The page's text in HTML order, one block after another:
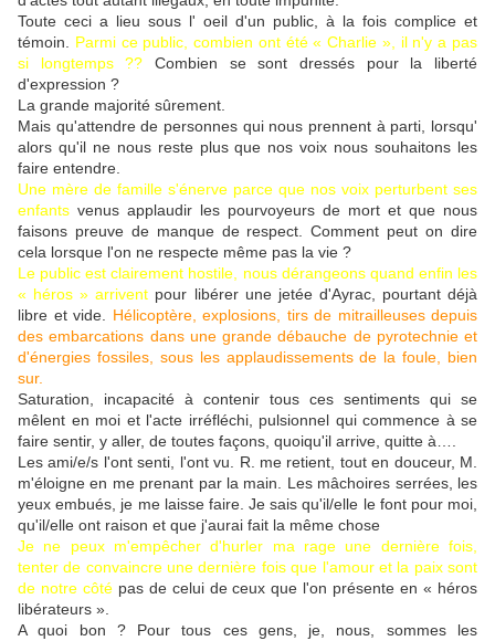
Toute ceci a lieu sous l' oeil d'un public, à la fois complice et
témoin. Parmi ce public, combien ont été « Charlie », il n'y a pas
si longtemps ?? Combien se sont dressés pour la liberté
d'expression ?
La grande majorité sûrement.
Mais qu'attendre de personnes qui nous prennent à parti, lorsqu'
alors qu'il ne nous reste plus que nos voix nous souhaitons les
faire entendre.
Une mère de famille s'énerve parce que nos voix perturbent ses
enfants venus applaudir les pourvoyeurs de mort et que nous
faisons preuve de manque de respect. Comment peut on dire
cela lorsque l'on ne respecte même pas la vie ?
Le public est clairement hostile, nous dérangeons quand enfin les
« héros » arrivent pour libérer une jetée d'Ayrac, pourtant déjà
libre et vide. Hélicoptère, explosions, tirs de mitrailleuses depuis
des embarcations dans une grande débauche de pyrotechnie et
d'énergies fossiles, sous les applaudissements de la foule, bien
sur.
Saturation, incapacité à contenir tous ces sentiments qui se
mêlent en moi et l'acte irréfléchi, pulsionnel qui commence à se
faire sentir, y aller, de toutes façons, quoiqu'il arrive, quitte à….
Les ami/e/s l'ont senti, l'ont vu. R. me retient, tout en douceur, M.
m'éloigne en me prenant par la main. Les mâchoires serrées, les
yeux embués, je me laisse faire. Je sais qu'il/elle le font pour moi,
qu'il/elle ont raison et que j'aurai fait la même chose
Je ne peux m'empêcher d'hurler ma rage une dernière fois,
tenter de convaincre une dernière fois que l'amour et la paix sont
de notre côtépas de celui de ceux que l'on présente en « héros
libérateurs ».
A quoi bon ? Pour tous ces gens, je, nous, sommes les